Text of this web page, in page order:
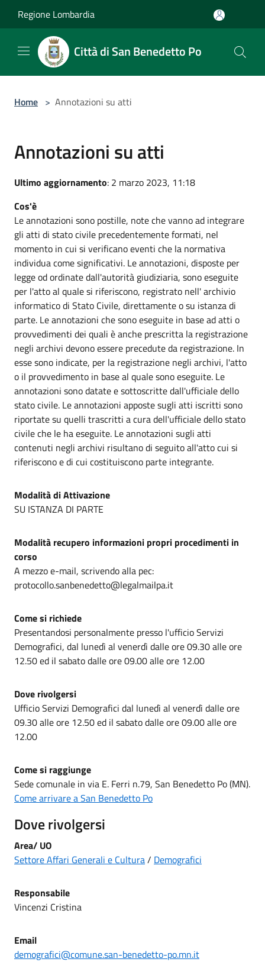
Regione Lombardia
Città di San Benedetto Po
Home > Annotazioni su atti
Annotazioni su atti
Ultimo aggiornamento: 2 marzo 2023, 11:18
Cos'è
Le annotazioni sono postille, note che vanno ad integrare
gli atti di stato civile precedentemente formati, nel
momento in cui si verificano eventi che la normativa
individua come significativi. Le annotazioni, disposte per
legge od ordinate dall'autorità giudiziaria, sono eseguite
per l'atto al quale si riferiscono, registrato nell' archivio
informatico di Stato Civile, direttamente o su istanza di
parte. Le annotazioni che sono eseguite in base ad atti o
provvedimenti dei quali è anche prescritta la registrazione
negli archivi devono essere precedute da registrazione. In
esse sono indicate, per la registrazione negli archivi, l'atto
o il provvedimento in base al quale sono eseguite. Le
annotazioni sono datate e sottoscritte dall'ufficiale dello
stato civile. Le annotazioni apposte sugli atti iscritti sono
riportate su quelli trascritti a cura dell'ufficiale dello stato
civile che le ha eseguite. Le annotazioni sugli atti
contenuti negli archivi risultano di seguito all'atto cui si
riferiscono e di cui costituiscono parte integrante.
Modalità di Attivazione
SU ISTANZA DI PARTE
Modalità recupero informazioni propri procedimenti in
corso
A mezzo e-mail, scrivendo alla pec:
protocollo.sanbenedetto@legalmailpa.it
Come si richiede
Presentandosi personalmente presso l'ufficio Servizi
Demografici, dal lunedì al venerdì dalle ore 09.30 alle ore
12.50 ed il sabato dalle ore 09.00 alle ore 12.00
Dove rivolgersi
Ufficio Servizi Demografici dal lunedì al venerdì dalle ore
09.30 alle ore 12.50 ed il sabato dalle ore 09.00 alle ore
12.00
Come si raggiunge
Sede comunale in via E. Ferri n.79, San Benedetto Po (MN).
Come arrivare a San Benedetto Po
Dove rivolgersi
Area/ UO
Settore Affari Generali e Cultura/ Demografici
Responsabile
Vincenzi Cristina
Email
demografici@comune.san-benedetto-po.mn.it